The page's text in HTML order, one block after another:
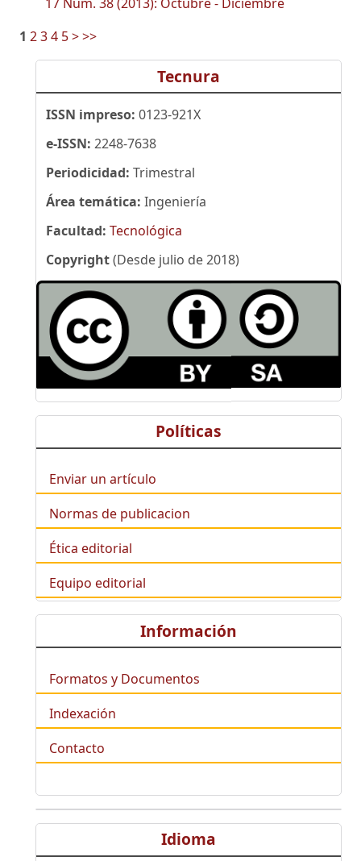
1 234 5>>>
Tecnura
ISSN impreso: 0123-921X
e-ISSN: 2248-7638
Periodicidad: Trimestral
Área temática: Ingeniería
Facultad: Tecnológica
Copyright(Desde julio de 2018)
Políticas
Enviar un artículo
Normas de publicacion
Ética editorial
Equipo editorial
Información
Formatos y Documentos
Indexación
Contacto
Idioma